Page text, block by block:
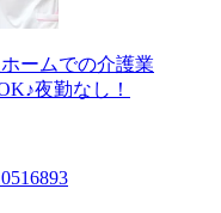
ームでの介護業
夜勤なし！